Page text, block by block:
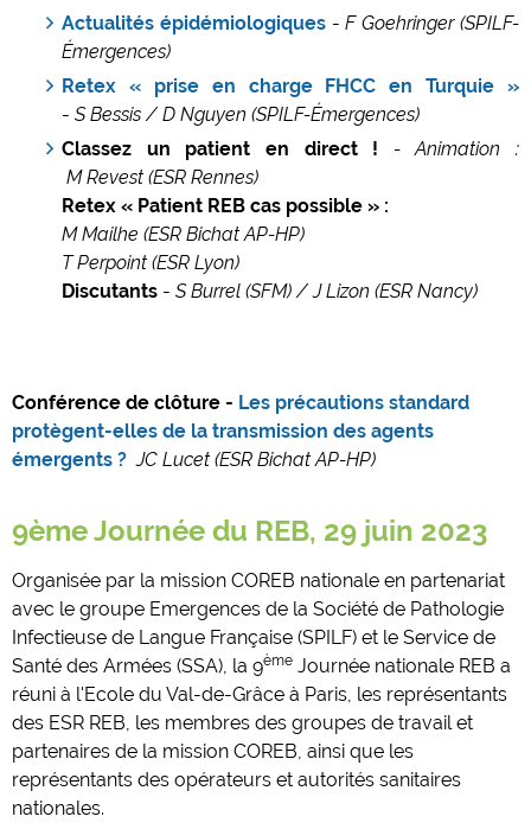
Actualités épidémiologiques- F Goehringer (SPILF-
Émergences)
Retex « prise en charge FHCC en Turquie »
- S Bessis / D Nguyen (SPILF-Émergences)
Classez un patient en direct ! - Animation :
M Revest (ESR Rennes)
Retex « Patient REB cas possible » :
M Mailhe (ESR Bichat AP-HP)
T Perpoint (ESR Lyon)
Discutants - S Burrel (SFM) / J Lizon (ESR Nancy)
Conférence de clôture - Les précautions standard
protègent-elles de la transmission des agents
émergents ? JC Lucet (ESR Bichat AP-HP)
9ème Journée du REB, 29 juin 2023
Organisée par la mission COREB nationale en partenariat
avec le groupe Emergences de la Société de Pathologie
Infectieuse de Langue Française (SPILF) et le Service de
Santé des Armées (SSA), la 9ème Journée nationale REB a
réuni à l'Ecole du Val-de-Grâce à Paris, les représentants
des ESR REB, les membres des groupes de travail et
partenaires de la mission COREB, ainsi que les
représentants des opérateurs et autorités sanitaires
nationales.